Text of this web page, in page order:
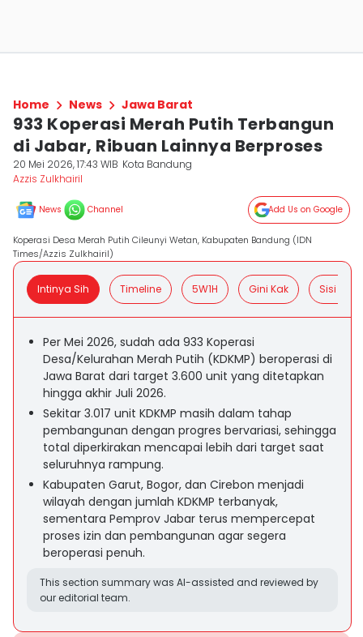
Home News Jawa Barat
933 Koperasi Merah Putih Terbangun
di Jabar, Ribuan Lainnya Berproses
20 Mei 2026, 17:43 WIB Kota Bandung
Azzis Zulkhairil
News Channel Add Us on Google
Koperasi Desa Merah Putih Cileunyi Wetan, Kabupaten Bandung (IDN
Times/Azzis Zulkhairil)
Intinya Sih Timeline 5W1H Gini Kak Sisi
Per Mei 2026, sudah ada 933 Koperasi
Desa/Kelurahan Merah Putih (KDKMP) beroperasi di
Jawa Barat dari target 3.600 unit yang ditetapkan
hingga akhir Juli 2026.
Sekitar 3.017 unit KDKMP masih dalam tahap
pembangunan dengan progres bervariasi, sehingga
total diperkirakan mencapai lebih dari target saat
seluruhnya rampung.
Kabupaten Garut, Bogor, dan Cirebon menjadi
wilayah dengan jumlah KDKMP terbanyak,
sementara Pemprov Jabar terus mempercepat
proses izin dan pembangunan agar segera
beroperasi penuh.
This section summary was AI-assisted and reviewed by
our editorial team.